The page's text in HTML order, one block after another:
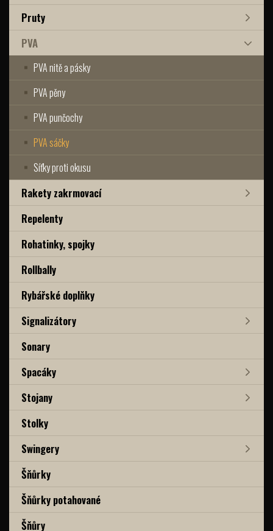
Pruty
PVA
PVA nitě a pásky
PVA pěny
PVA punčochy
PVA sáčky
Síťky proti okusu
Rakety zakrmovací
Repelenty
Rohatinky, spojky
Rollbally
Rybářské doplňky
Signalizátory
Sonary
Spacáky
Stojany
Stolky
Swingery
Šňůrky
Šňůrky potahované
Šňůry